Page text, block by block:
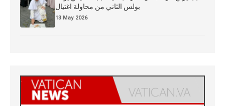
بولس الثاني من محاولة اغتيال
13 May 2026